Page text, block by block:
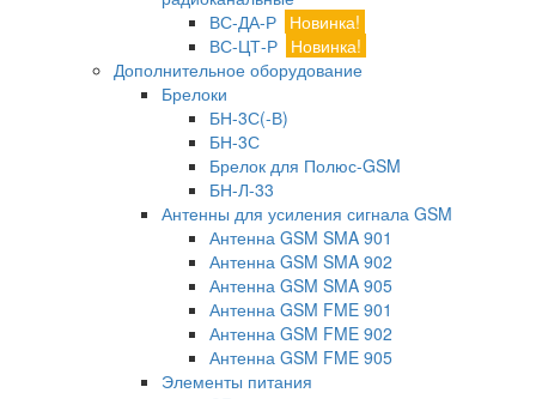
ВС-ДА-Р Новинка!
ВС-ЦТ-Р Новинка!
Дополнительное оборудование
Брелоки
БН-3С(-В)
БН-3С
Брелок для Полюс-GSM
БН-Л-33
Антенны для усиления сигнала GSM
Антенна GSM SMA 901
Антенна GSM SMA 902
Антенна GSM SMA 905
Антенна GSM FME 901
Антенна GSM FME 902
Антенна GSM FME 905
Элементы питания